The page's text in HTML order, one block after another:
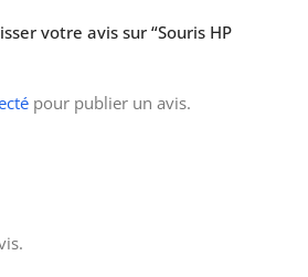
votre avis sur “Souris HP
pour publier un avis.